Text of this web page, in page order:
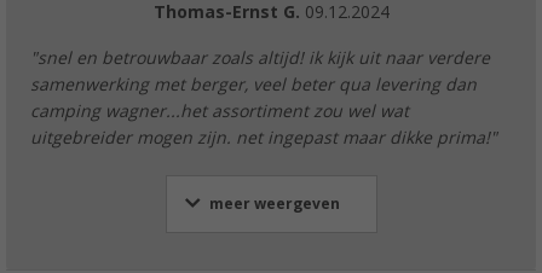
Thomas-Ernst G. 09.12.2024
"snel en betrouwbaar zoals altijd! ik kijk uit naar verdere
samenwerking met berger, veel beter qua levering dan
camping wagner...het assortiment zou wel wat
uitgebreider mogen zijn. net ingepast maar dikke prima!"
meer weergeven